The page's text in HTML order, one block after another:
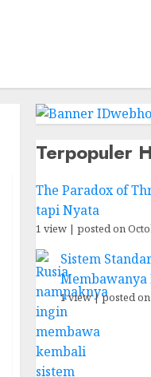
Terpopuler
The Paradox of
tapi Nyata
1 view| posted on
Sistem
Membawanya
1 view|posted